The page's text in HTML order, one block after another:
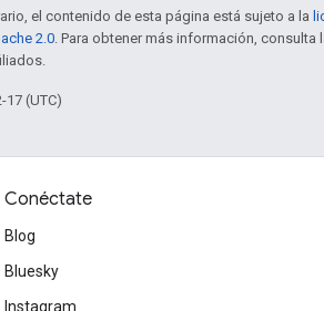
el contenido de esta página está sujeto a la
2.0 . Para obtener más información, consulta
(UTC)
Conéctate
Blog
Bluesky
Instagram